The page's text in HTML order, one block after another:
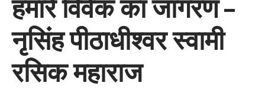
हमारे विवेक का जागरण –
नृसिंह पीठाधीश्वर स्वामी
रसिक महाराज